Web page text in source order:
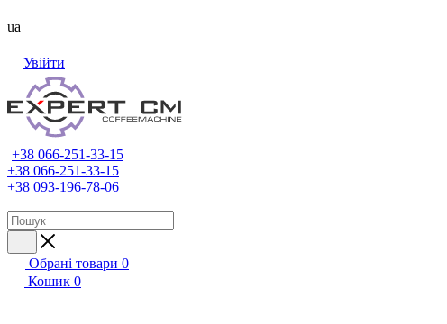
ua
Увійти
+38 066-251-33-15
+38 066-251-33-15
+38 093-196-78-06
Обрані товари 0
Кошик 0